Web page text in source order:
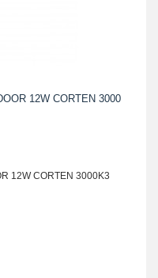
12W CORTEN 3000
12W CORTEN 3000K3